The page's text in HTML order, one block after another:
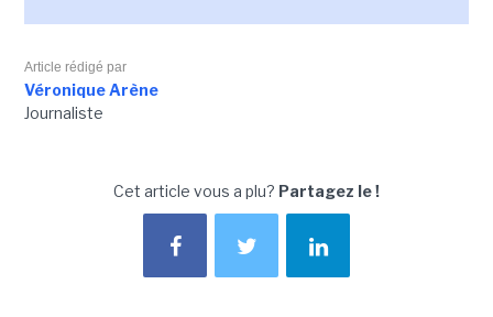
Article rédigé par
Véronique Arène
Journaliste
Cet article vous a plu? Partagez le !